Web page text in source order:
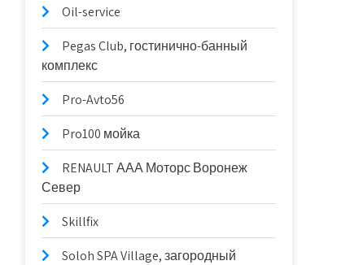
Oil-service
Pegas Club, гостинично-банный
комплекс
Pro-Avto56
Pro100 мойка
RENAULT ААА Моторс Воронеж
Север
Skillfix
Soloh SPA Village, загородный